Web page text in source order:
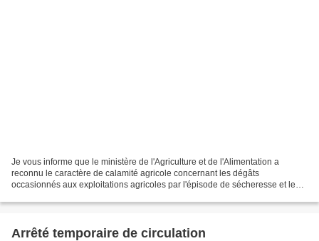
Je vous informe que le ministère de l'Agriculture et de l'Alimentation a
reconnu le caractère de calamité agricole concernant les dégâts
occasionnés aux exploitations agricoles par l'épisode de sécheresse et les
Arrêté temporaire de circulation